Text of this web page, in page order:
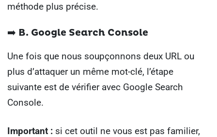
méthode plus précise.
➡️ B. Google Search Console
Une fois que nous soupçonnons deux URL ou
plus d’attaquer un même mot-clé, l’étape
suivante est de vérifier avec Google Search
Console.
Important : si cet outil ne vous est pas familier,